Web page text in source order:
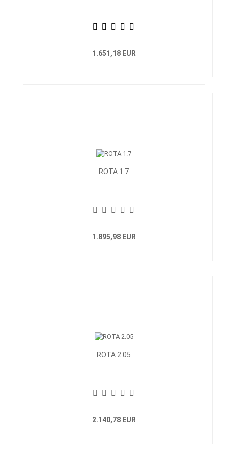
1.651,18 EUR
ROTA 1.7
1.895,98 EUR
ROTA 2.05
2.140,78 EUR